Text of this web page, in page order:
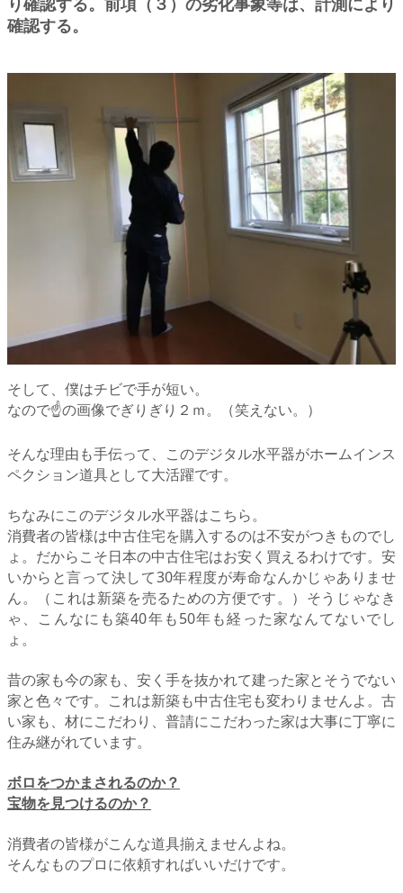
り確認する。前項（３）の劣化事象等は、計測により
確認する。
そして、僕はチビで手が短い。
なので☝の画像でぎりぎり２ｍ。（笑えない。）
そんな理由も手伝って、このデジタル水平器がホームインス
ペクション道具として大活躍です。
ちなみにこのデジタル水平器はこちら。
消費者の皆様は中古住宅を購入するのは不安がつきものでし
ょ。だからこそ日本の中古住宅はお安く買えるわけです。安
いからと言って決して30年程度が寿命なんかじゃありませ
ん。（これは新築を売るための方便です。）そうじゃなき
ゃ、こんなにも築40年も50年も経った家なんてないでし
ょ。
昔の家も今の家も、安く手を抜かれて建った家とそうでない
家と色々です。これは新築も中古住宅も変わりませんよ。古
い家も、材にこだわり、普請にこだわった家は大事に丁寧に
住み継がれています。
ボロをつかまされるのか？
宝物を見つけるのか？
消費者の皆様がこんな道具揃えませんよね。
そんなものプロに依頼すればいいだけです。